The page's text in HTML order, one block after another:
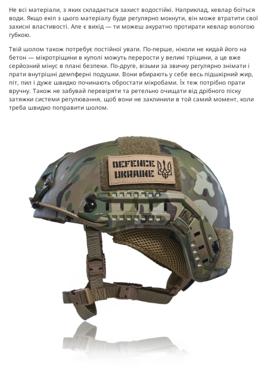
Не всі матеріали, з яких складається захист водостійкі. Наприклад, кевлар боїться
води. Якщо екіп з цього матеріалу буде регулярно мокнути, він може втратити свої
захисні властивості. Але є вихід — ти можеш акуратно протирати кевлар вологою
губкою.
Твій шолом також потребує постійної уваги. По-перше, ніколи не кидай його на
бетон — мікротріщини в куполі можуть перерости у великі тріщини, а це вже
серйозний мінус в плані безпеки. По-друге, візьми за звичку регулярно знімати і
прати внутрішні демпферні подушки. Вони вбирають у себе весь підшкірний жир,
піт, пил і дуже швидко починають обростати мікробами. Їх теж потрібно прати
вручну. Також не забувай перевіряти та ретельно очищати від дрібного піску
затяжки системи регулювання, щоб вони не заклинили в той самий момент, коли
треба швидко поправити шолом.